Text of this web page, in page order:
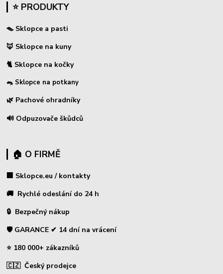
⭐ PRODUKTY
🪤 Sklopce a pasti
🦊 Sklopce na kuny
🐈 Sklopce na kočky
🐀 Sklopce na potkany
🌿 Pachové ohradníky
🔊 Odpuzovače škůdců
🏠 O FIRMĚ
🏢 Sklopce.eu / kontakty
🚚 Rychlé odeslání do 24 h
🔒 Bezpečný nákup
🛡️ GARANCE ✔ 14 dní na vrácení
⭐ 180 000+ zákazníků
🇨🇿 Český prodejce